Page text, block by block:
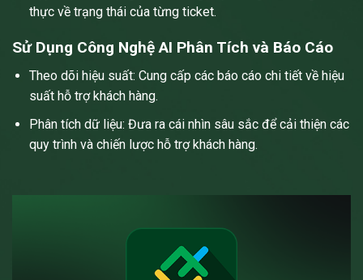
thực về trạng thái của từng ticket.
Sử Dụng Công Nghệ AI Phân Tích và Báo Cáo
Theo dõi hiệu suất: Cung cấp các báo cáo chi tiết về hiệu
suất hỗ trợ khách hàng.
Phân tích dữ liệu: Đưa ra cái nhìn sâu sắc để cải thiện các
quy trình và chiến lược hỗ trợ khách hàng.